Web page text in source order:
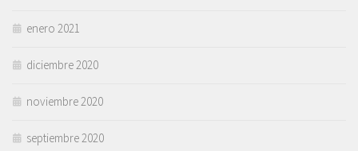
enero 2021
diciembre 2020
noviembre 2020
septiembre 2020